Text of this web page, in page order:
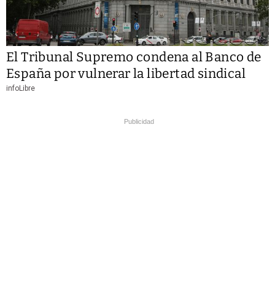
El Tribunal Supremo condena al Banco de
España por vulnerar la libertad sindical
infoLibre
Publicidad